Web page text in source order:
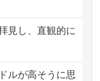
申込み
見し、直観的に
ルが高そうに思